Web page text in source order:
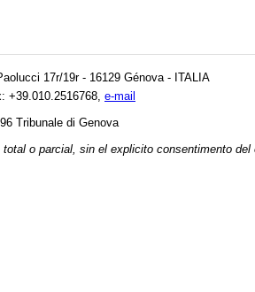
17r/19r - 16129 Génova - ITALIA
+39.010.2516768, e-mail
Tribunale di Genova
o parcial, sin el explicito consentimento del